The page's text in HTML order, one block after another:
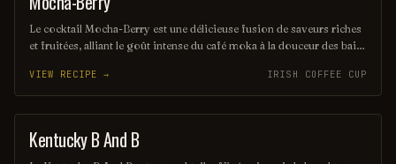
Le cocktail Mocha-Berry est une délicieuse fusion de saveurs riches
et fruitées, alliant le goût intense du café moka à la douceur des baies
gourmande, parfaite pour les amateurs de cocktails innovants. Une
touche de crème légère couronne ce mélange savoureux, créant un
équilibre parfait entre café et fruits.
VIEW RECIPE → IRISH COFFEE CUP
ORDINARY DRINK
Kentucky B And B